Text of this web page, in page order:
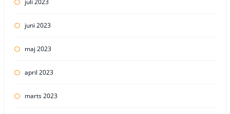
juni 2023
maj 2023
april 2023
marts 2023